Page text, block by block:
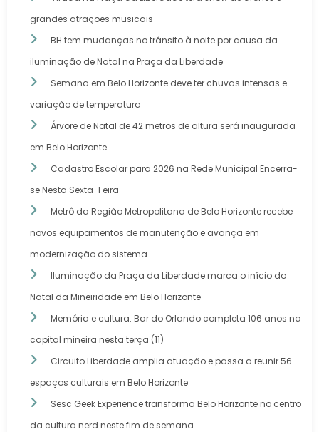
grandes atrações musicais
BH tem mudanças no trânsito à noite por causa da
iluminação de Natal na Praça da Liberdade
Semana em Belo Horizonte deve ter chuvas intensas e
variação de temperatura
Árvore de Natal de 42 metros de altura será inaugurada
em Belo Horizonte
Cadastro Escolar para 2026 na Rede Municipal Encerra-
se Nesta Sexta-Feira
Metrô da Região Metropolitana de Belo Horizonte recebe
novos equipamentos de manutenção e avança em
modernização do sistema
Iluminação da Praça da Liberdade marca o início do
Natal da Mineiridade em Belo Horizonte
Memória e cultura: Bar do Orlando completa 106 anos na
capital mineira nesta terça (11)
Circuito Liberdade amplia atuação e passa a reunir 56
espaços culturais em Belo Horizonte
Sesc Geek Experience transforma Belo Horizonte no centro
da cultura nerd neste fim de semana